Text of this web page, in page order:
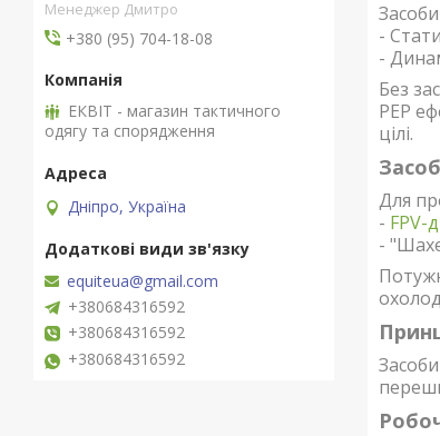
Засоби
-
-
Без
РЕР
цілі.
Для
- FPV-
-
Менеджер Дмитро
+380 (95) 704-18-08
ЕКВІТ - магазин тактичного
одягу та спорядження
Дніпро, Україна
equiteua@gmail.com
+380684316592
+380684316592
+380684316592